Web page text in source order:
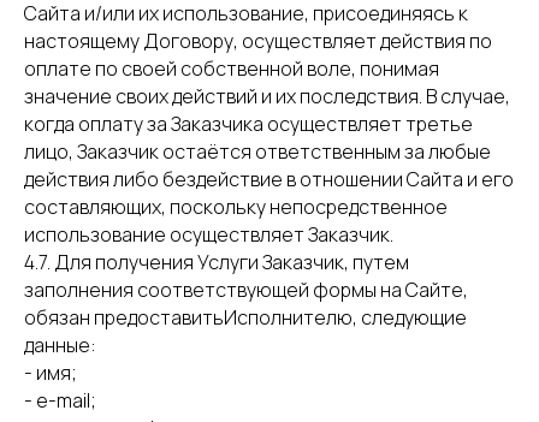
Сайта и/или их использование, присоединяясь к
настоящему Договору, осуществляет действия по
оплате по своей собственной воле, понимая
значение своих действий и их последствия. В случае,
когда оплату за Заказчика осуществляет третье
лицо, Заказчик остаётся ответственным за любые
действия либо бездействие в отношении Сайта и его
составляющих, поскольку непосредственное
использование осуществляет Заказчик.
4.7. Для получения Услуги Заказчик, путем
заполнения соответствующей формы на Сайте,
обязан предоставитьИсполнителю, следующие
данные:
- имя;
- e-mail;